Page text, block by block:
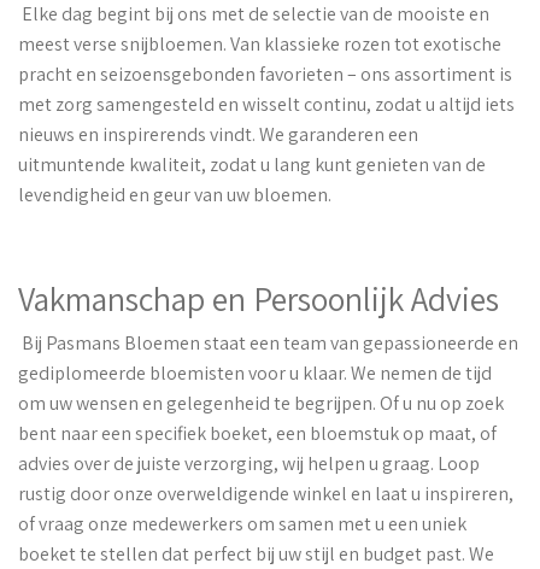
Elke dag begint bij ons met de selectie van de mooiste en
meest verse snijbloemen. Van klassieke rozen tot exotische
pracht en seizoensgebonden favorieten – ons assortiment is
met zorg samengesteld en wisselt continu, zodat u altijd iets
nieuws en inspirerends vindt. We garanderen een
uitmuntende kwaliteit, zodat u lang kunt genieten van de
levendigheid en geur van uw bloemen.
Vakmanschap en Persoonlijk Advies
Bij Pasmans Bloemen staat een team van gepassioneerde en
gediplomeerde bloemisten voor u klaar. We nemen de tijd
om uw wensen en gelegenheid te begrijpen. Of u nu op zoek
bent naar een specifiek boeket, een bloemstuk op maat, of
advies over de juiste verzorging, wij helpen u graag. Loop
rustig door onze overweldigende winkel en laat u inspireren,
of vraag onze medewerkers om samen met u een uniek
boeket te stellen dat perfect bij uw stijl en budget past. We